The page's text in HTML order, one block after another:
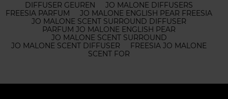
DIFFUSER GEUREN
JO MALONE DIFFUSERS
FREESIA PARFUM
JO MALONE ENGLISH PEAR FREESIA
JO MALONE SCENT SURROUND DIFFUSER
PARFUM JO MALONE ENGLISH PEAR
JO MALONE SCENT SURROUND
JO MALONE SCENT DIFFUSER
FREESIA JO MALONE
SCENT FOR